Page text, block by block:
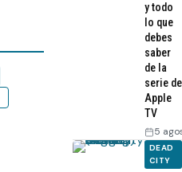
y todo
lo que
debes
saber
de la
serie de
Apple
TV
5
DEAD
CITY